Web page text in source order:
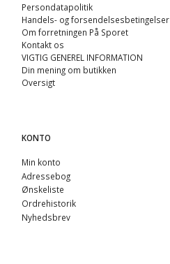
Persondatapolitik
Handels- og forsendelsesbetingelser
Om forretningen På Sporet
Kontakt os
VIGTIG GENEREL INFORMATION
Din mening om butikken
Oversigt
KONTO
Min konto
Adressebog
Ønskeliste
Ordrehistorik
Nyhedsbrev